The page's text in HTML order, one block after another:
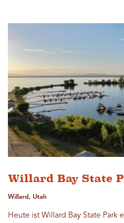
Willard Bay State
Willard, Utah
Heute ist Willard Bay State Park